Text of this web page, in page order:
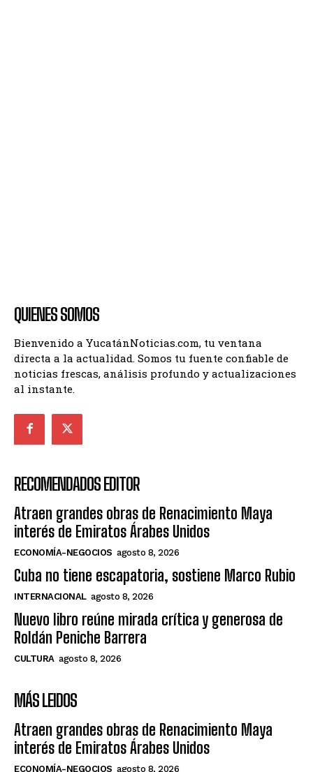
QUIENES SOMOS
Bienvenido a YucatánNoticias.com, tu ventana
directa a la actualidad. Somos tu fuente confiable de
noticias frescas, análisis profundo y actualizaciones
al instante.
RECOMENDADOS EDITOR
Atraen grandes obras de Renacimiento Maya
interés de Emiratos Árabes Unidos
ECONOMÍA-NEGOCIOS agosto 8, 2026
Cuba no tiene escapatoria, sostiene Marco Rubio
INTERNACIONAL agosto 8, 2026
Nuevo libro reúne mirada crítica y generosa de
Roldán Peniche Barrera
CULTURA agosto 8, 2026
MÁS LEIDOS
Atraen grandes obras de Renacimiento Maya
interés de Emiratos Árabes Unidos
ECONOMÍA-NEGOCIOS agosto 8, 2026